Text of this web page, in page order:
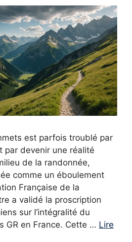
est parfois troublé par
par devenir une réalité
de la randonnée,
comme un éboulement
Française de la
a validé la proscription
sur l’intégralité du
GR en France. Cette … Lire